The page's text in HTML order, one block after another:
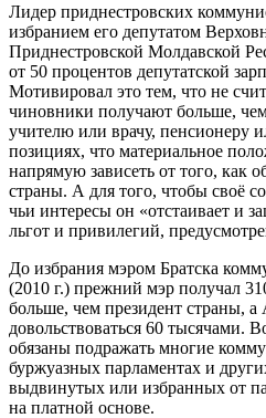
Лидер приднестровских
избранием его депутатом
Приднестровской Молдавской
от 50 процентов депутатской
Мотивировал это тем, что не
чиновники получают больше,
учителю или врачу, пенсионеру
позициях, что материальное
напрямую зависеть от того, как
страны. А для того, чтобы своё
чьи интересы он «отстаивает и
льгот и привилегий,
До избрания мэром Братска
(2010 г.) прежний мэр получал
больше, чем президент страны,
довольствоваться 60 тысячами.
обязаны подражать многие
буржуазных парламентах и
выдвинутых или избранных от
на платной основе.